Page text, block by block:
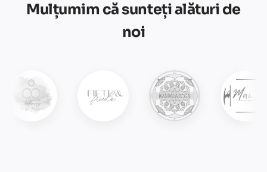
Mulțumim că sunteți alături de
noi